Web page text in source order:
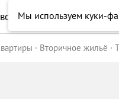
Журнал
Вторичное жильё
Мы используем куки-